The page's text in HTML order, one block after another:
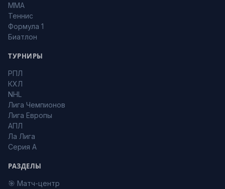
MMA
Теннис
Формула 1
Биатлон
ТУРНИРЫ
РПЛ
КХЛ
NHL
Лига Чемпионов
Лига Европы
АПЛ
Ла Лига
Серия А
РАЗДЕЛЫ
🎯 Матч-центр